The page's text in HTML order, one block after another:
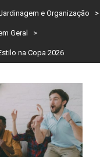
e Organização >
Geral >
na Copa 2026